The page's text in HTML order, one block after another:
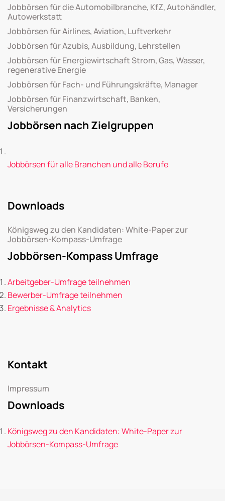
Jobbörsen für die Automobilbranche, KfZ, Autohändler,
Autowerkstatt
Jobbörsen für Airlines, Aviation, Luftverkehr
Jobbörsen für Azubis, Ausbildung, Lehrstellen
Jobbörsen für Energiewirtschaft Strom, Gas, Wasser,
regenerative Energie
Jobbörsen für Fach- und Führungskräfte, Manager
Jobbörsen für Finanzwirtschaft, Banken,
Versicherungen
Jobbörsen nach Zielgruppen
Jobbörsen für alle Branchen und alle Berufe
Downloads
Königsweg zu den Kandidaten: White-Paper zur
Jobbörsen-Kompass-Umfrage
Jobbörsen-Kompass Umfrage
Arbeitgeber-Umfrage teilnehmen
Bewerber-Umfrage teilnehmen
Ergebnisse & Analytics
Kontakt
Impressum
Downloads
Königsweg zu den Kandidaten: White-Paper zur
Jobbörsen-Kompass-Umfrage